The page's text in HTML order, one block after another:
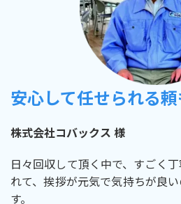
安心して任せられる
株式会社コバックス 様
日々回収して頂く中で、すごく
れて、挨拶が元気で気持ちが良
す。